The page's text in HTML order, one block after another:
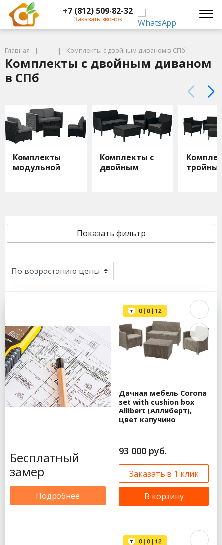
+7 (812) 509-82-32
Заказать звонок
Главная Комплекты с двойным диваном в СПб
Комплекты с двойным диваном
в СПб
Комплекты
модульной
Комплекты с
двойным
Показать фильтр
Бесплатный
замер
Подробнее
Дачная мебель Corona
set with cushion box
Allibert (Аллиберт),
цвет капучино
93 000 руб.
Заказать в 1 клик
В корзину